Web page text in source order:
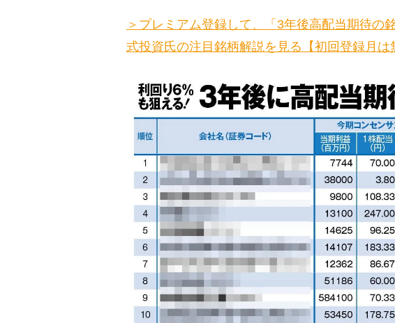
＞プレミアム登録して、「3年後高配当期待の
式投資氏の注目銘柄解説を見る【初回登録月は